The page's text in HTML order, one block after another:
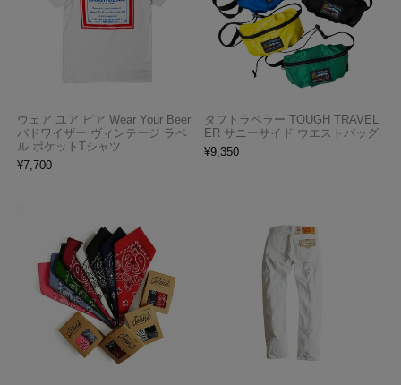
ウェア ユア ビア Wear Your Beer
バドワイザー ヴィンテージ ラベ
ル ポケットTシャツ
¥7,700
タフトラベラー TOUGH TRAVEL
ER サニーサイド ウエストバッグ
¥9,350